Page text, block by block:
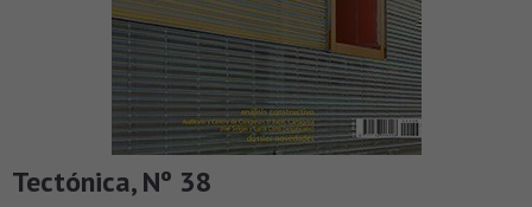
Tectónica, Nº 38